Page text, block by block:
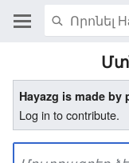
Hayazg is made by
Log in to contribute.